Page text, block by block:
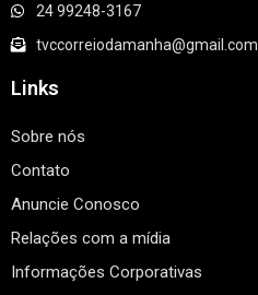
24 99248-3167
tvccorreiodamanha@gmail.com
Links
Sobre nós
Contato
Anuncie Conosco
Relações com a mídia
Informações Corporativas